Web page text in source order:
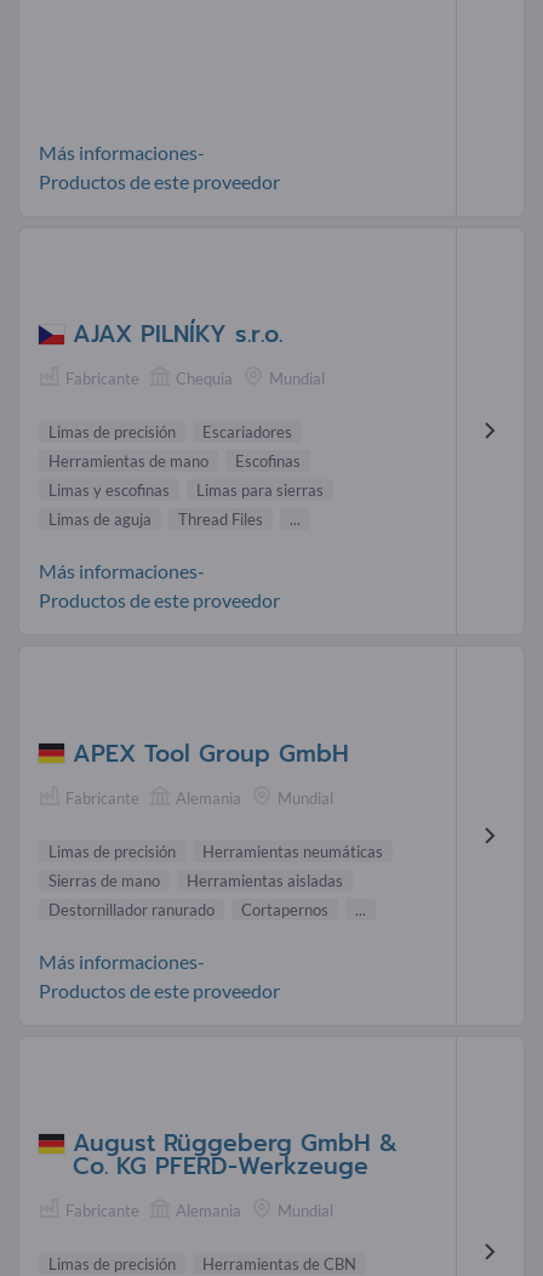
Más informaciones-
Productos de este proveedor
AJAX PILNÍKY s.r.o.
Fabricante Chequia Mundial
Limas de precisión
Escariadores
Herramientas de mano
Escofinas
Limas y escofinas
Limas para sierras
Limas de aguja
Thread Files ...
Más informaciones-
Productos de este proveedor
APEX Tool Group GmbH
Fabricante Alemania Mundial
Limas de precisión
Herramientas neumáticas
Sierras de mano
Herramientas aisladas
Destornillador ranurado
Cortapernos ...
Más informaciones-
Productos de este proveedor
August Rüggeberg GmbH &
Co. KG PFERD-Werkzeuge
Fabricante Alemania Mundial
Limas de precisión
Herramientas de CBN